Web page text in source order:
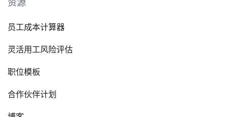
资源
员工成本计算器
灵活用工风险评估
职位模板
合作伙伴计划